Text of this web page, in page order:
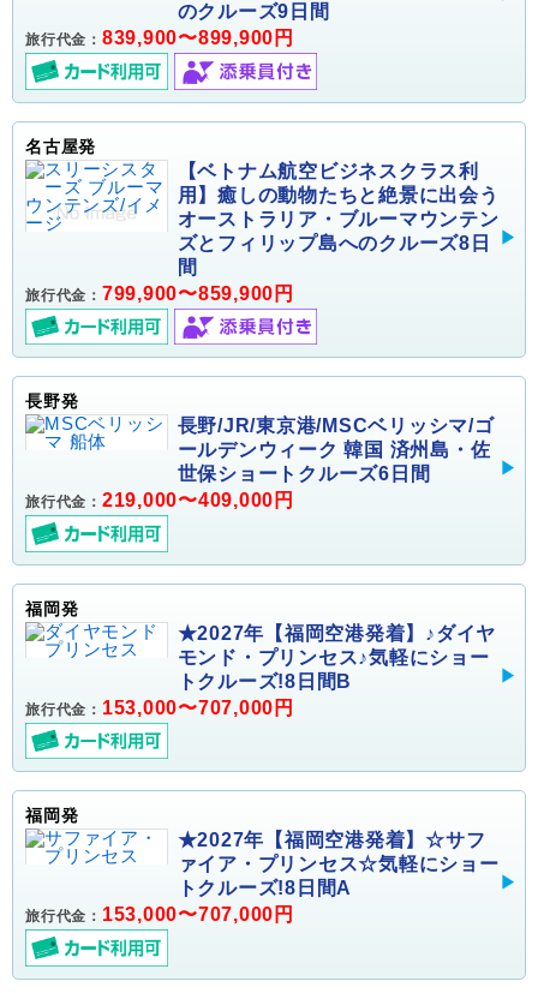
のクルーズ9日間
旅行代金： 839,900〜899,900円
名古屋発
【ベトナム航空ビジネスクラス利
用】癒しの動物たちと絶景に出会う
オーストラリア・ブルーマウンテン
ズとフィリップ島へのクルーズ8日
間
旅行代金： 799,900〜859,900円
長野発
長野/JR/東京港/MSCベリッシマ/ゴ
ールデンウィーク 韓国 済州島・佐
世保ショートクルーズ6日間
旅行代金： 219,000〜409,000円
福岡発
★2027年【福岡空港発着】♪ダイヤ
モンド・プリンセス♪気軽にショー
トクルーズ!8日間B
旅行代金： 153,000〜707,000円
福岡発
★2027年【福岡空港発着】☆サフ
ァイア・プリンセス☆気軽にショー
トクルーズ!8日間A
旅行代金： 153,000〜707,000円